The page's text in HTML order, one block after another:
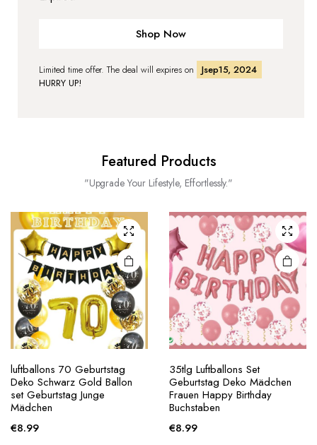
Shop Now
Limited time offer. The deal will expires on
Jsep15, 2024
HURRY UP!
Featured Products
"Upgrade Your Lifestyle, Effortlessly."
luftballons 70 Geburtstag
Deko Schwarz Gold Ballon
set Geburtstag Junge
Mädchen
€8.99
35tlg Luftballons Set
Geburtstag Deko Mädchen
Frauen Happy Birthday
Buchstaben
€8.99